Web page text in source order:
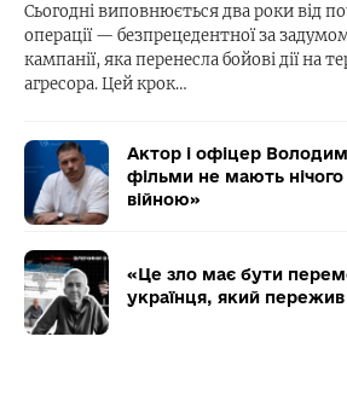
Сьогодні виповнюється два роки від
операції — безпрецедентної за
кампанії, яка перенесла бойові дії на
агресора. Цей крок…
Актор і офіцер
фільми не мають нічого
війною»
«Це зло має бути
українця, який пережив